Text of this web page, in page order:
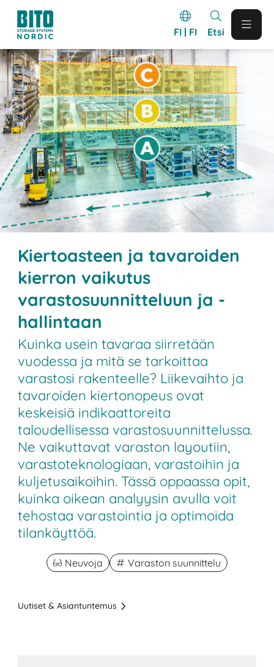
FI | FI Etsi
Kiertoasteen ja tavaroiden
kierron vaikutus
varastosuunnitteluun ja -
hallintaan
Kuinka usein tavaraa siirretään
vuodessa ja mitä se tarkoittaa
varastosi rakenteelle? Liikevaihto ja
tavaroiden kiertonopeus ovat
keskeisiä indikaattoreita
taloudellisessa varastosuunnittelussa.
Ne vaikuttavat varaston layoutiin,
varastoteknologiaan, varastoihin ja
kuljetusaikoihin. Tässä oppaassa opit,
kuinka oikean analyysin avulla voit
tehostaa varastointia ja optimoida
tilankäyttöä.
Neuvoja Varaston suunnittelu
Uutiset & Asiantuntemus